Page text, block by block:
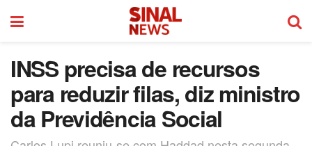
INSS precisa de recursos
para reduzir filas, diz ministro
da Previdência Social